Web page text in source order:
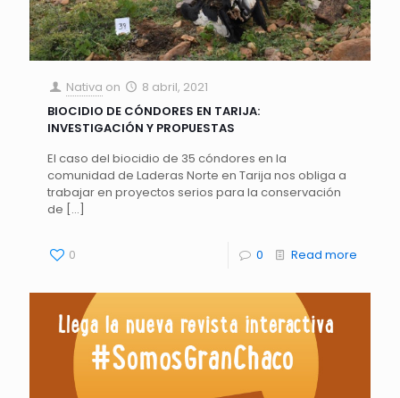
Nativa on
8 abril, 2021
BIOCIDIO DE CÓNDORES EN TARIJA:
INVESTIGACIÓN Y PROPUESTAS
El caso del biocidio de 35 cóndores en la
comunidad de Laderas Norte en Tarija nos obliga a
trabajar en proyectos serios para la conservación
de […]
0 0 Read more